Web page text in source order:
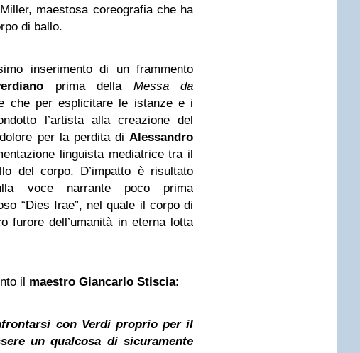
maestosa coreografia che ha
di ballo.
inserimento di un frammento
prima della Messa da
che per esplicitare le istanze e i
l’artista alla creazione del
per la perdita di Alessandro
linguista mediatrice tra il
del corpo. D’impatto è risultato
voce narrante poco prima
“Dies Irae”, nel quale il corpo di
furore dell’umanità in eterna lotta
il maestro Giancarlo Stiscia:
con Verdi proprio per il
un qualcosa di sicuramente